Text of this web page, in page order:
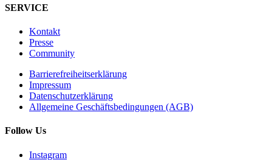
SERVICE
Kontakt
Presse
Community
Barrierefreiheitserklärung
Impressum
Datenschutzerklärung
Allgemeine Geschäftsbedingungen (AGB)
Follow Us
Instagram